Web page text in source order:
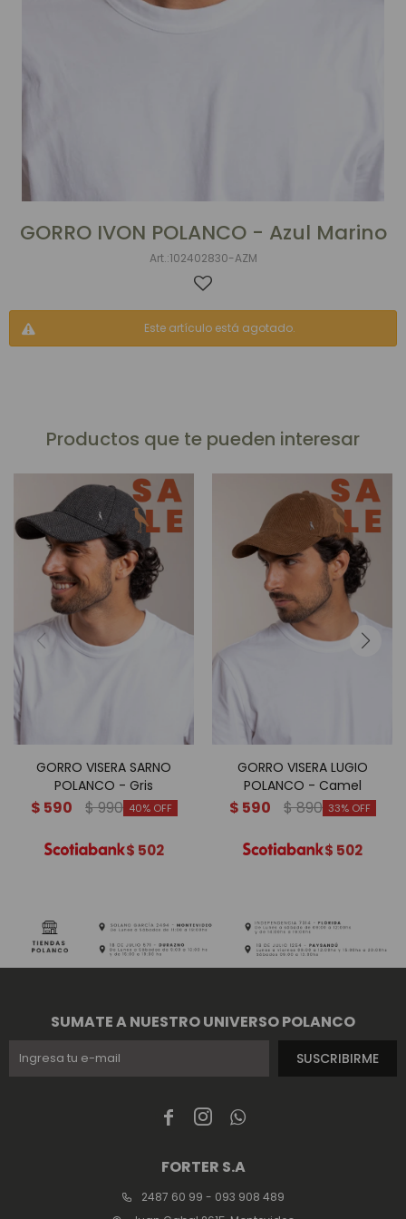
GORRO IVON POLANCO - Azul Marino
102402830-AZM
Este artículo está agotado.
Productos que te pueden interesar
GORRO VISERA SARNO
POLANCO - Gris
$ 590 $990 40
$ 502
GORRO VISERA LUGIO
POLANCO - Camel
$ 590 $890 33
$ 502
  
FORTER S.A
2487 60 99 - 093 908 489
SUMATE A NUESTRO UNIVERSO POLANCO
SUSCRIBIRME